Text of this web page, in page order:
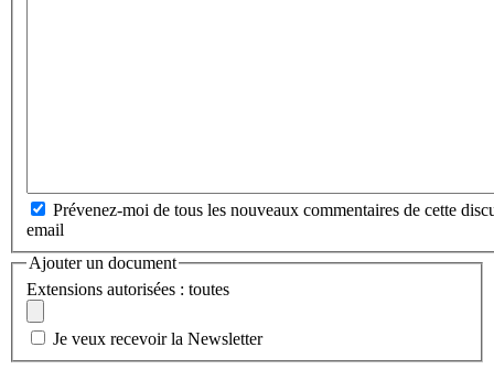
Prévenez-moi de tous les nouveaux commentaires de cette
email
Ajouter un document
Extensions autorisées : toutes
Je veux recevoir la Newsletter